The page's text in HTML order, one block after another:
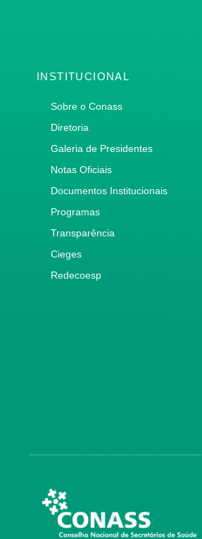
INSTITUCIONAL
Sobre o Conass
Diretoria
Galeria de Presidentes
Notas Oficiais
Documentos Institucionais
Programas
Transparência
Cieges
Redecoesp